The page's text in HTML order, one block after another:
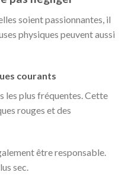
soient passionnantes, il
physiques peuvent aussi
courants
les plus fréquentes. Cette
rouges et des
être responsable.
sec.